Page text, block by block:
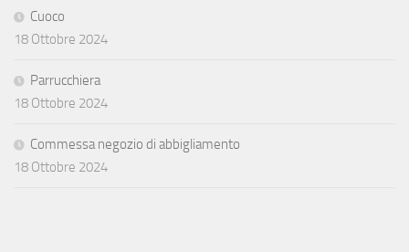
Cuoco
18 Ottobre 2024
Parrucchiera
18 Ottobre 2024
Commessa negozio di abbigliamento
18 Ottobre 2024